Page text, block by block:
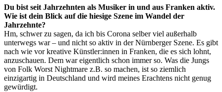
Du bist seit Jahrzehnten als Musiker in und aus Franken aktiv.
Wie ist dein Blick auf die hiesige Szene im Wandel der
Jahrzehnte?
Hm, schwer zu sagen, da ich bis Corona selber viel außerhalb
unterwegs war – und nicht so aktiv in der Nürnberger Szene. Es gibt
nach wie vor kreative Künstler:innen in Franken, die es sich lohnt,
anzuschauen. Dem war eigentlich schon immer so. Was die Jungs
von Folk Worst Nightmare z.B. so machen, ist so ziemlich
einzigartig in Deutschland und wird meines Erachtens nicht genug
gewürdigt.